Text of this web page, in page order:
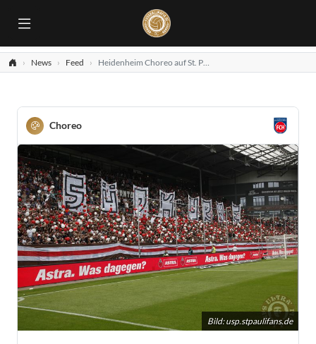
News Feed Heidenheim Choreo auf St. Pauli
Choreo
Bild:usp.stpaulifans.de